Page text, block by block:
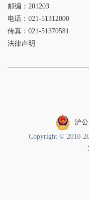
邮编：201203
电话：021-51312000
传真：021-51370581
法律声明
沪
Copyright © 2010-